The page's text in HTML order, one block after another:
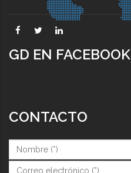
GD EN FACEBOOK
CONTACTO
Nombre (*)*
Correo (*)*